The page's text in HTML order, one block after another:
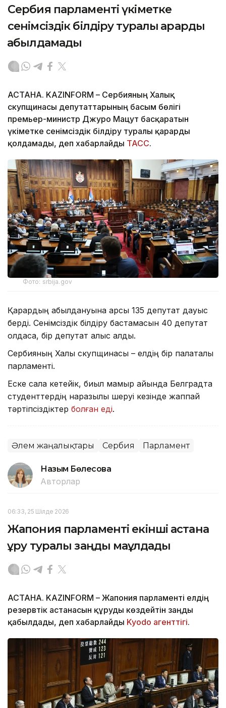
Сербия парламенті үкіметке
сенімсіздік білдіру туралы қарарды
қабылдамады
АСТАНА. KAZINFORM – Сербияның Халық
скупщинасы депутаттарының басым бөлігі
премьер-министр Джуро Мацут басқаратын
үкіметке сенімсіздік білдіру туралы қарарды
қолдамады, деп хабарлайды ТАСС.
Фото: srbija.gov
Қарардың қабылдануына қарсы 135 депутат дауыс
берді. Сенімсіздік білдіру бастамасын 40 депутат
қолдаса, бір депутат қалыс қалды.
Сербияның Халық скупщинасы – елдің бір палаталы
парламенті.
Еске сала кетейік, биыл мамыр айында Белградта
студенттердің наразылық шеруі кезінде жаппай
тәртіпсіздіктер болған еді.
Әлем жаңалықтары Сербия Парламент
Назым Бөлесова
Авторлар
06:33, 25 Шілде 2026
Жапония парламенті екінші астана
құру туралы заңды мақұлдады
АСТАНА. KAZINFORM – Жапония парламенті елдің
резервтік астанасын құруды көздейтін заңды
қабылдады, деп хабарлайды Kyodo агенттігі.